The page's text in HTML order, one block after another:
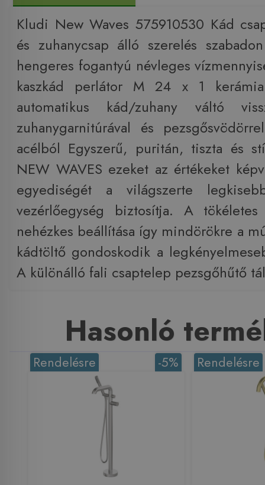
Kludi New Waves 575910530 Kád
és zuhanycsap álló szerelés
hengeres fogantyú névleges
kaszkád perlátor M 24 x 1
automatikus kád/zuhany váltó
zuhanygarnitúrával és
acélból Egyszerű, puritán, tiszta és
NEW WAVES ezeket az értékeket
egyediségét a világszerte
vezérlőegység biztosítja. A tökéletes
nehézkes beállítása így mindörökre a
kádtöltő gondoskodik a
A különálló fali csaptelep pezsgőhűtő
Hasonló
-5%
Rendelésre Rendelésre